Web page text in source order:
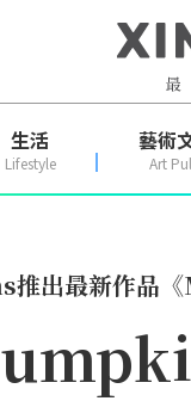
生活
Lifestyle
藝術
Art
出最新作品